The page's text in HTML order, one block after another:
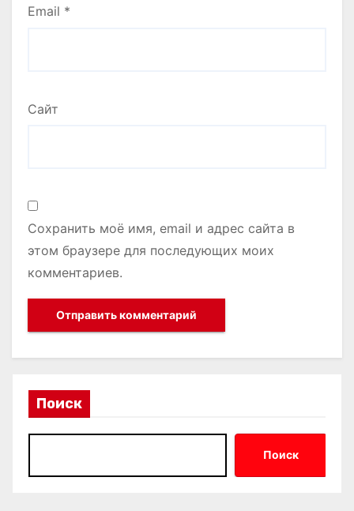
Email *
Сайт
Сохранить моё имя, email и адрес сайта в
этом браузере для последующих моих
комментариев.
Поиск
Поиск